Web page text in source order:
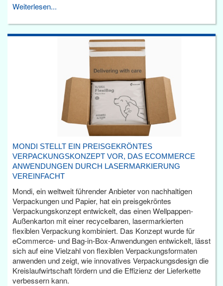
Weiterlesen...
MONDI STELLT EIN PREISGEKRÖNTES
VERPACKUNGSKONZEPT VOR, DAS ECOMMERCE
ANWENDUNGEN DURCH LASERMARKIERUNG
VEREINFACHT
Mondi, ein weltweit führender Anbieter von nachhaltigen
Verpackungen und Papier, hat ein preisgekröntes
Verpackungskonzept entwickelt, das einen Wellpappen-
Außenkarton mit einer recycelbaren, lasermarkierten
flexiblen Verpackung kombiniert. Das Konzept wurde für
eCommerce- und Bag-in-Box-Anwendungen entwickelt, lässt
sich auf eine Vielzahl von flexiblen Verpackungsformaten
anwenden und zeigt, wie innovatives Verpackungsdesign die
Kreislaufwirtschaft fördern und die Effizienz der Lieferkette
verbessern kann.